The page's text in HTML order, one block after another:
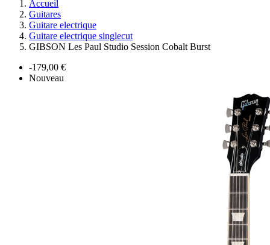
Accueil
Guitares
Guitare electrique
Guitare electrique singlecut
GIBSON Les Paul Studio Session Cobalt Burst
-179,00 €
Nouveau